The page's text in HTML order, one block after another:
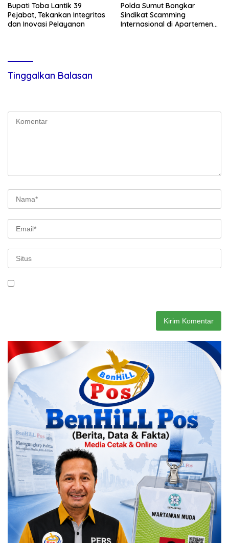
Bupati Toba Lantik 39
Pejabat, Tekankan Integritas
dan Inovasi Pelayanan
Polda Sumut Bongkar
Sindikat Scamming
Internasional di Apartemen
Tinggalkan Balasan